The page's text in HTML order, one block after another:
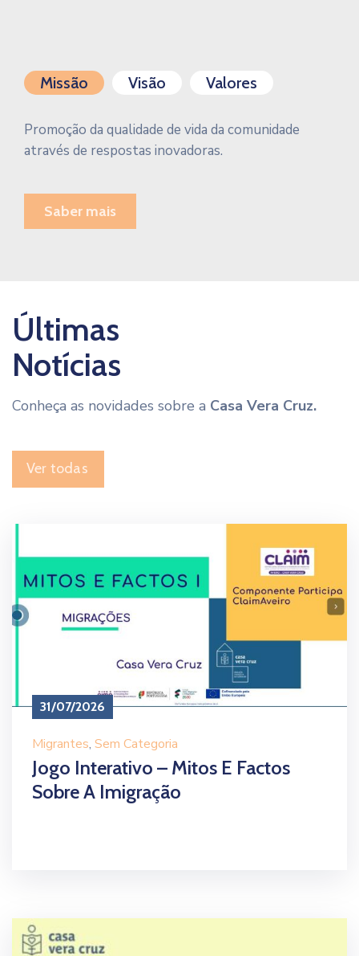
Missão Visão Valores
Promoção da qualidade de vida da comunidade
através de respostas inovadoras.
Saber mais
Últimas
Notícias
Conheça as novidades sobre a Casa Vera Cruz.
Ver todas
31/07/2026
Migrantes‚ Sem Categoria
Jogo Interativo – Mitos E Factos
Sobre A Imigração